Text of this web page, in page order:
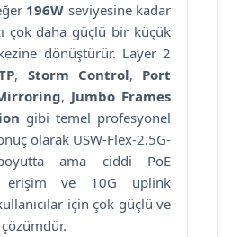
196W seviyesine kadar
çok daha güçlü bir küçük
dönüştürür. Layer 2
, Storm Control, Port
, Jumbo Frames
gibi temel profesyonel
olarak USW-Flex-2.5G-
ama ciddi PoE
erişim ve 10G uplink
için çok güçlü ve